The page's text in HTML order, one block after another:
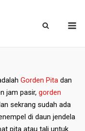
Gorden Pita dan
jam pasir, gorden
sekrang sudah ada
di daun jendela
pita atau tali untuk